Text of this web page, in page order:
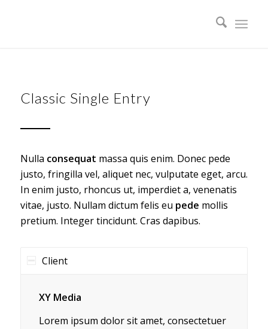
Classic Single Entry
Nulla consequat massa quis enim. Donec pede
justo, fringilla vel, aliquet nec, vulputate eget, arcu.
In enim justo, rhoncus ut, imperdiet a, venenatis
vitae, justo. Nullam dictum felis eu pede mollis
pretium. Integer tincidunt. Cras dapibus.
Client
XY Media
Lorem ipsum dolor sit amet, consectetuer